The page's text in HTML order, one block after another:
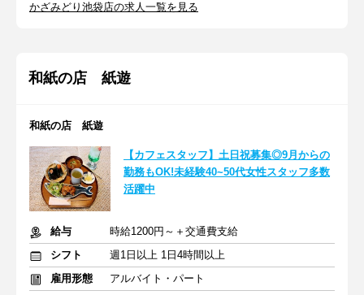
かざみどり池袋店の求人一覧を見る
和紙の店 紙遊
和紙の店 紙遊
【カフェスタッフ】土日祝募集◎9月からの
勤務もOK!未経験40~50代女性スタッフ多数
活躍中
給与
時給1200円～＋交通費支給
シフト
週1日以上 1日4時間以上
雇用形態
アルバイト・パート